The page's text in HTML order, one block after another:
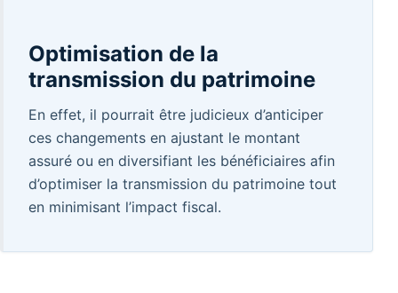
Optimisation de la
transmission du patrimoine
En effet, il pourrait être judicieux d’anticiper
ces changements en ajustant le montant
assuré ou en diversifiant les bénéficiaires afin
d’optimiser la transmission du patrimoine tout
en minimisant l’impact fiscal.